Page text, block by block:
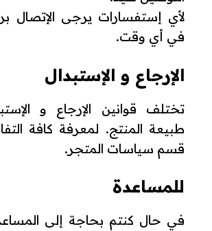
لأي إستفسارات يرجى الإتصال
في أي وقت.
الإرجاع و الإستبدال
تختلف قوانين الإرجاع و
طبيعة المنتج. لمعرفة كافة
قسم سياسات المتجر.
للمساعدة
في حال كنتم بحاجة إلى